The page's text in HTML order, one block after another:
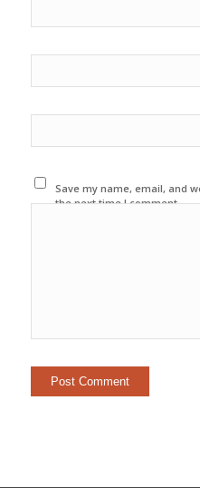
Save my name, email, and
the next time I comment.